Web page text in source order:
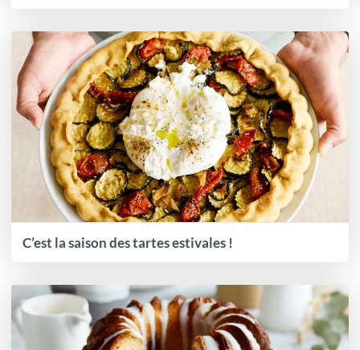
C’est la saison des tartes estivales !